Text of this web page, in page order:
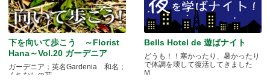
下を向いて歩こう ～Florist
Hana～Vol.20 ガーデニア
ガーデニア；英名Gardenia 和名；
くちなしの花 .....
Bells Hotel de 遊ばナイト
どうも！！寒かったり、暑かったり
で体調を壊して復活してきました
M.....